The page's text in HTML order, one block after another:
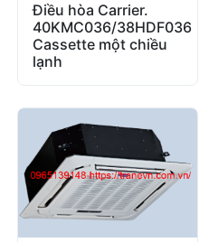
out of 5
Điều hòa Carrier.
40KMC036/38HDF036
Cassette một chiều
lạnh